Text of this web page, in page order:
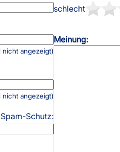
angezeigt)
nicht angezeigt)
Spam-Schutz:
schlecht
Meinung: